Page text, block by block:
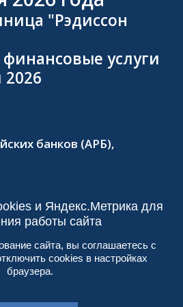
"Рэдиссон
услуги
банков (АРБ),
2026@forumifin.ru
2024, ООО «АйФин Медиа»
Пользовательское соглашение
и Яндекс.Метрика для
работы сайта
сайта, вы соглашаетесь с
cookies в настройках
браузера.